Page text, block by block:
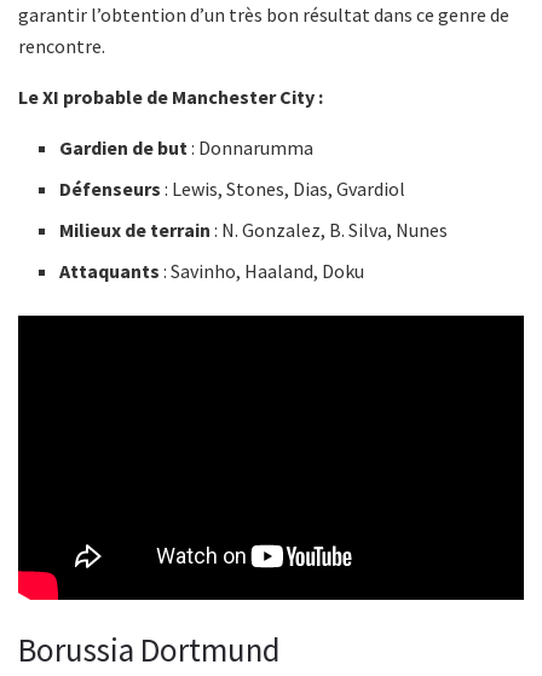
garantir l’obtention d’un très bon résultat dans ce genre de
rencontre.
Le XI probable de Manchester City :
Gardien de but: Donnarumma
Défenseurs : Lewis, Stones, Dias, Gvardiol
Milieux de terrain : N. Gonzalez, B. Silva, Nunes
Attaquants : Savinho, Haaland, Doku
Borussia Dortmund